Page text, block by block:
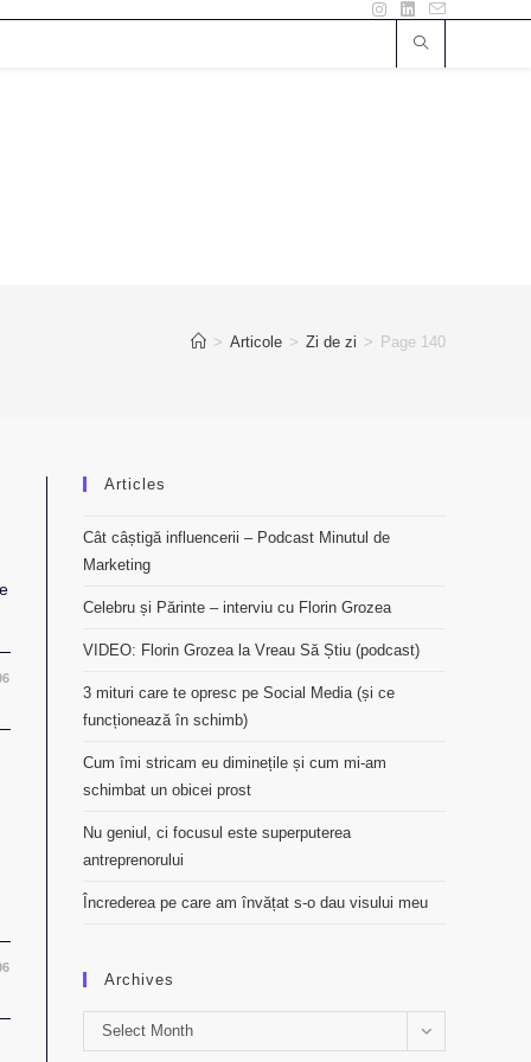
> Articole > Zi de zi > Page 140
Articles
Cât câștigă influencerii – Podcast Minutul de
Marketing
Celebru și Părinte – interviu cu Florin Grozea
VIDEO: Florin Grozea la Vreau Să Știu (podcast)
3 mituri care te opresc pe Social Media (și ce
funcționează în schimb)
Cum îmi stricam eu diminețile și cum mi-am
schimbat un obicei prost
Nu geniul, ci focusul este superputerea
antreprenorului
Încrederea pe care am învățat s-o dau visului meu
Archives
Archives
Select Month